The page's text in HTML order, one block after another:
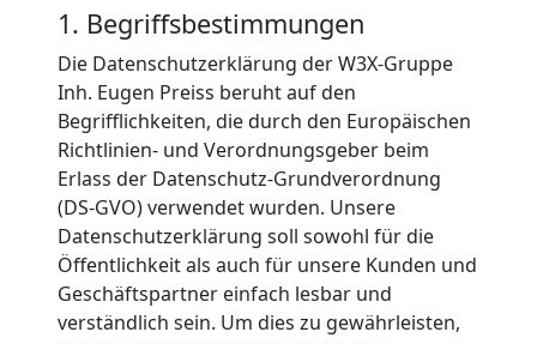
1. Begriffsbestimmungen
Die Datenschutzerklärung der W3X-Gruppe
Inh. Eugen Preiss beruht auf den
Begrifflichkeiten, die durch den Europäischen
Richtlinien- und Verordnungsgeber beim
Erlass der Datenschutz-Grundverordnung
(DS-GVO) verwendet wurden. Unsere
Datenschutzerklärung soll sowohl für die
Öffentlichkeit als auch für unsere Kunden und
Geschäftspartner einfach lesbar und
verständlich sein. Um dies zu gewährleisten,